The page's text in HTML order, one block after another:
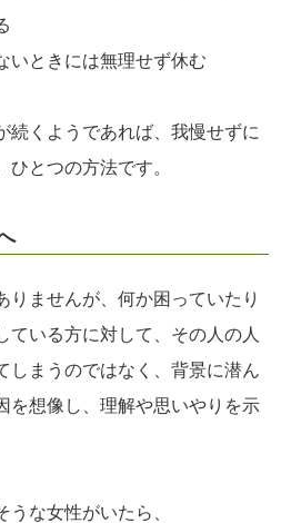
いときには無理せず休む
続くようであれば、我慢せずに
とつの方法です。
りませんが、何か困っていたり
ている方に対して、その人の人
しまうのではなく、背景に潜ん
を想像し、理解や思いやりを示
うな女性がいたら、